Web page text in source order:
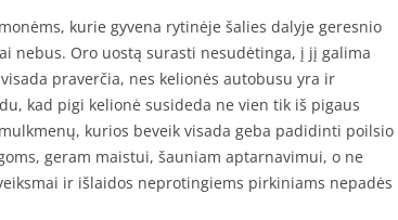
kurie gyvena rytinėje šalies dalyje geresnio
nebus. Oro uostą surasti nesudėtinga, į jį galima
praverčia, nes kelionės autobusu yra ir
kad pigi kelionė susideda ne vien tik iš pigaus
kurios beveik visada geba padidinti poilsio
geram maistui, šauniam aptarnavimui, o ne
ir išlaidos neprotingiems pirkiniams nepadės